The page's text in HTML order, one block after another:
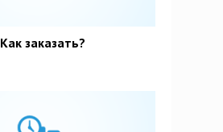
Как заказать?